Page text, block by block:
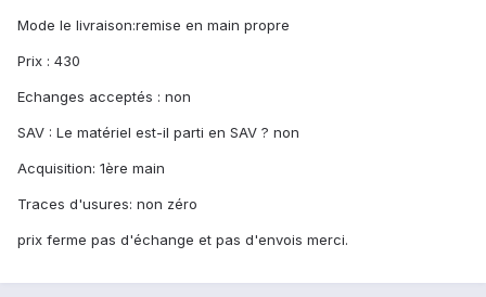
Mode le livraison:remise en main propre
Prix : 430
Echanges acceptés : non
SAV : Le matériel est-il parti en SAV ? non
Acquisition: 1ère main
Traces d'usures: non zéro
prix ferme pas d'échange et pas d'envois merci.